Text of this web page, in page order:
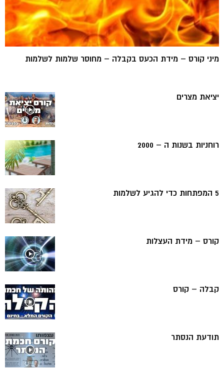
מיני קורס – מידת הכעס בקבלה – מחוסר שלמות לשלמות
יציאת מצרים
רוחניות בשנות ה – 2000
5 המפתחות כדי להגיע לשלמות
קורס – מידת העצלות
קבלה – קורס
תודעת הנסתר